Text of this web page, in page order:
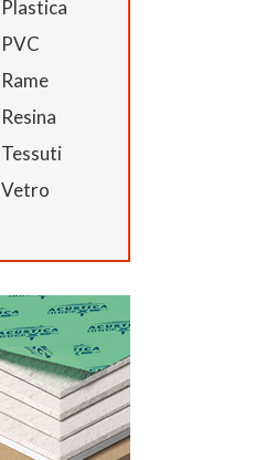
Plastica
PVC
Rame
Resina
Tessuti
Vetro